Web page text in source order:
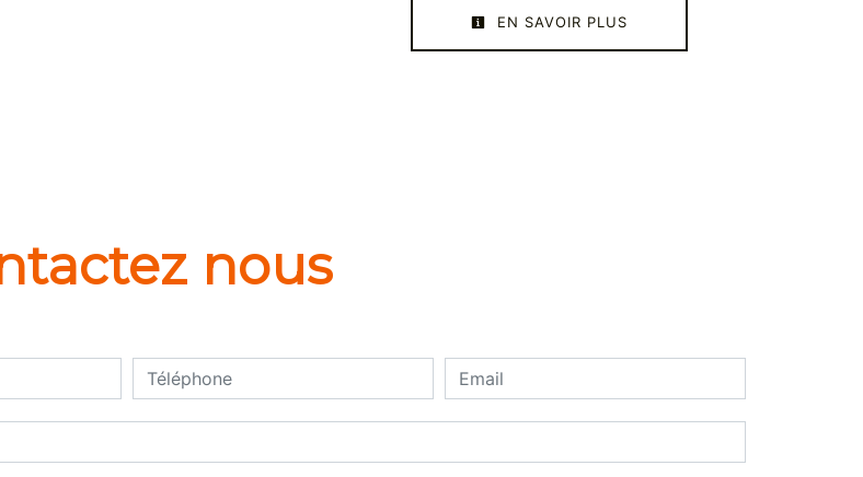
EN SAVOIR PLUS
nous